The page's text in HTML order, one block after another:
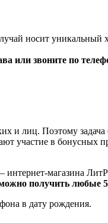
носит уникальный
или звоните по
лиц. Поэтому задача
участие в бонусных
интернет-магазина
получить любые
в дату рождения.